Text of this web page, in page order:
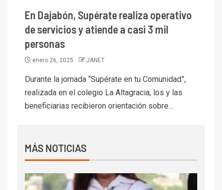
En Dajabón, Supérate realiza operativo
de servicios y atiende a casi 3 mil
personas
enero 26, 2025 JANET
Durante la jornada “Supérate en tu Comunidad”,
realizada en el colegio La Altagracia, los y las
beneficiarias recibieron orientación sobre...
MÁS NOTICIAS